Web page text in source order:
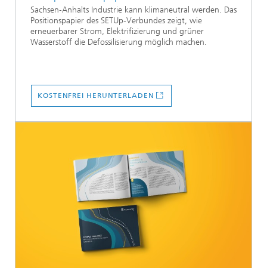
Sachsen‑Anhalts Industrie kann klimaneutral werden. Das
Positionspapier des SETUp‑Verbundes zeigt, wie
erneuerbarer Strom, Elektrifizierung und grüner
Wasserstoff die Defossilisierung möglich machen.
KOSTENFREI HERUNTERLADEN